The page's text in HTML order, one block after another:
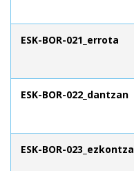
ESK-BOR-021_errota
ESK-BOR-022_dantzan
ESK-BOR-023_ezkontza